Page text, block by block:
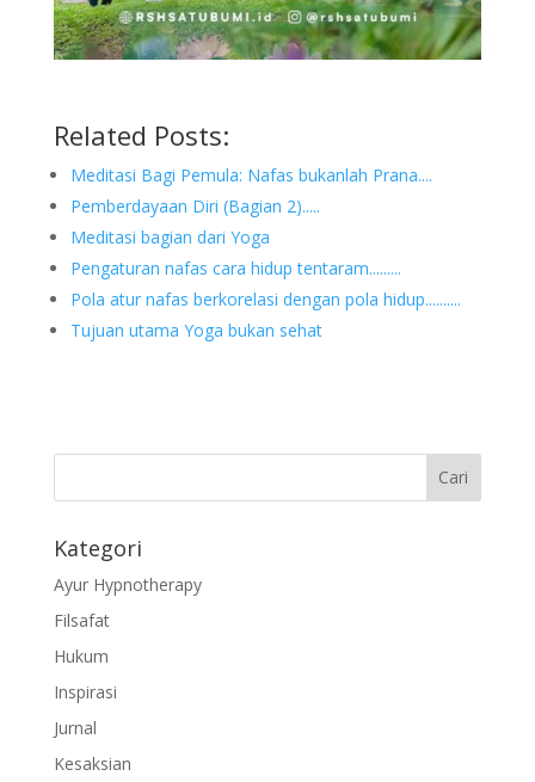
Related Posts:
Meditasi Bagi Pemula: Nafas bukanlah Prana....
Pemberdayaan Diri (Bagian 2).....
Meditasi bagian dari Yoga
Pengaturan nafas cara hidup tentaram.........
Pola atur nafas berkorelasi dengan pola hidup..........
Tujuan utama Yoga bukan sehat
Kategori
Ayur Hypnotherapy
Filsafat
Hukum
Inspirasi
Jurnal
Kesaksian